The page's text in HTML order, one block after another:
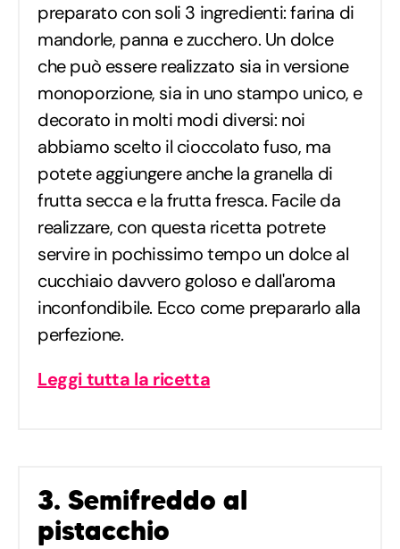
preparato con soli 3 ingredienti: farina di
mandorle, panna e zucchero. Un dolce
che può essere realizzato sia in versione
monoporzione, sia in uno stampo unico, e
decorato in molti modi diversi: noi
abbiamo scelto il cioccolato fuso, ma
potete aggiungere anche la granella di
frutta secca e la frutta fresca. Facile da
realizzare, con questa ricetta potrete
servire in pochissimo tempo un dolce al
cucchiaio davvero goloso e dall'aroma
inconfondibile. Ecco come prepararlo alla
perfezione.
Leggi tutta la ricetta
3. Semifreddo al
pistacchio